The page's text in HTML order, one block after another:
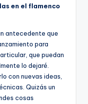
en el flamenco
antecedente que
para
que puedan
lo dejaré.
con nuevas ideas,
Quizás un
cosas